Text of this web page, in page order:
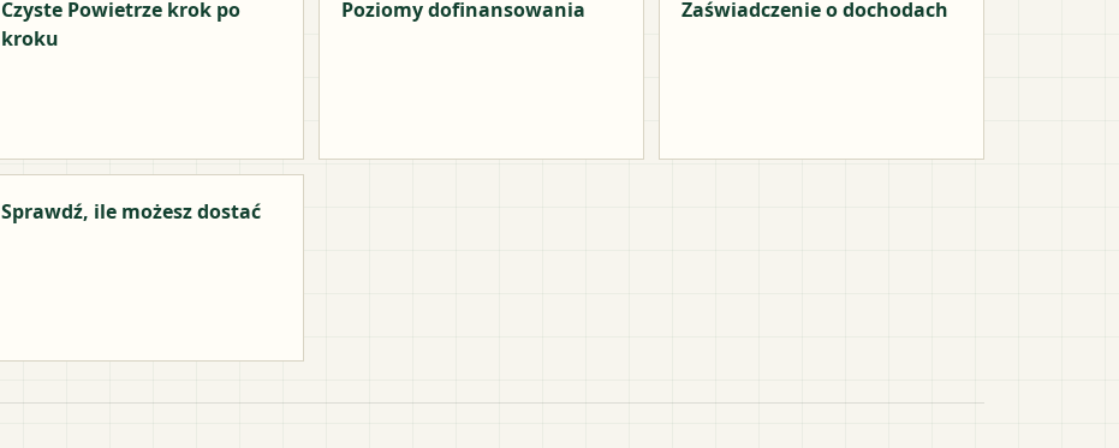
Czyste Powietrze krok po
kroku
Poziomy dofinansowania Zaświadczenie o dochodach
Sprawdź, ile możesz dostać